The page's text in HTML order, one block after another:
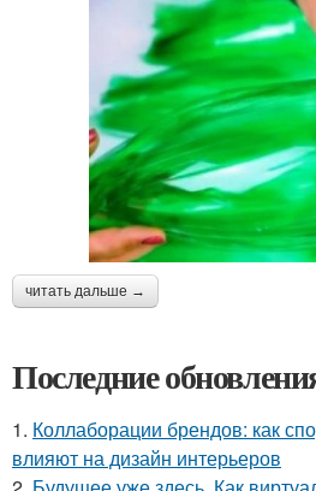
читать дальше →
Последние
1. Коллаборации брендов: как
влияют на дизайн интерьеров